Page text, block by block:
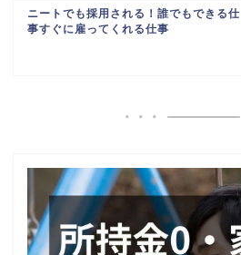
ニートでも採用される！誰でもできる仕
事すぐに雇ってくれる仕事